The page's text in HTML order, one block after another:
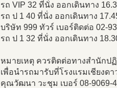
รถ VIP 32 ที่นั่ง ออกเดินทาง
รถ ป 1 40 ที่นั่ง ออกเดินทาง
บริษัท 999 ทัวร์ เบอร์ติดต่อ 02-
รถ ป 1 32 ที่นั่ง ออกเดินทาง
หมายเหตุ ควรติดต่อทางสำนักป
เพื่อนำรถมารับที่โรงแรมเชียงด
คุณวัฒนา วะชุม เบอร์ 08-9069-